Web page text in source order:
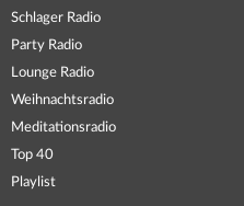
Schlager Radio
Party Radio
Lounge Radio
Weihnachtsradio
Meditationsradio
Top 40
Playlist